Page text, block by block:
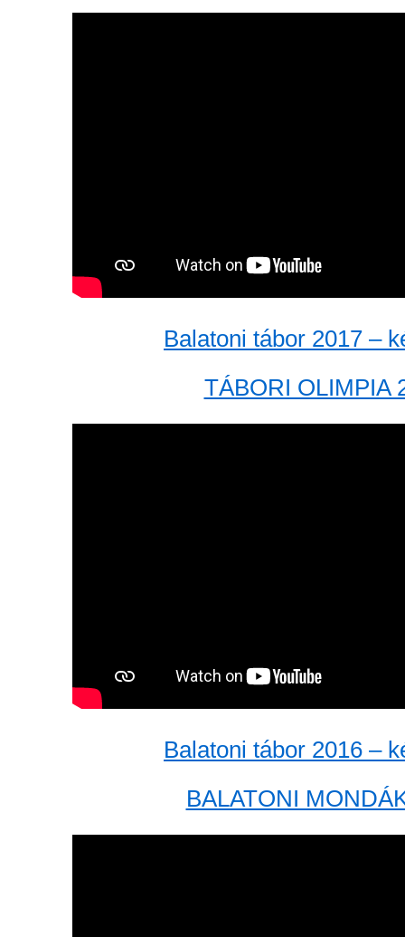
Balatoni tábor 2017 –
TÁBORI OLIMPIA
Balatoni tábor 2016 –
BALATONI